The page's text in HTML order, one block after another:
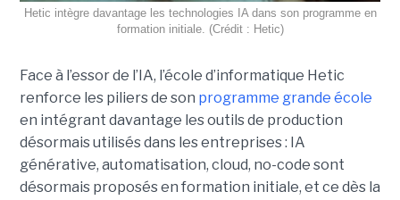
Hetic intègre davantage les technologies IA dans son programme en
formation initiale. (Crédit : Hetic)
Face à l’essor de l’IA, l’école d’informatique Hetic
renforce les piliers de son programme grande école
en intégrant davantage les outils de production
désormais utilisés dans les entreprises : IA
générative, automatisation, cloud, no-code sont
désormais proposés en formation initiale, et ce dès la